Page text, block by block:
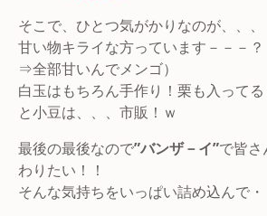
そこで、ひとつ気がかりなのが、、、
甘い物キライな方っています－－－
⇒全部甘いんでメンゴ）
白玉はもちろん手作り！栗も入って
と小豆は、、、市販！ｗ
最後の最後なので”バンザ－イ”で皆
わりたい！！
そんな気持ちをいっぱい詰め込んで・